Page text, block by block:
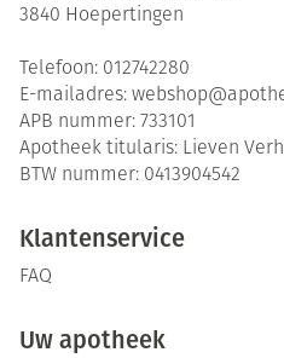
3840 Hoepertingen
Telefoon: 012742280
E-mailadres: webshop@
APB nummer: 733101
Apotheek titularis: Lieven
BTW nummer: 0413904542
Klantenservice
FAQ
Uw apotheek